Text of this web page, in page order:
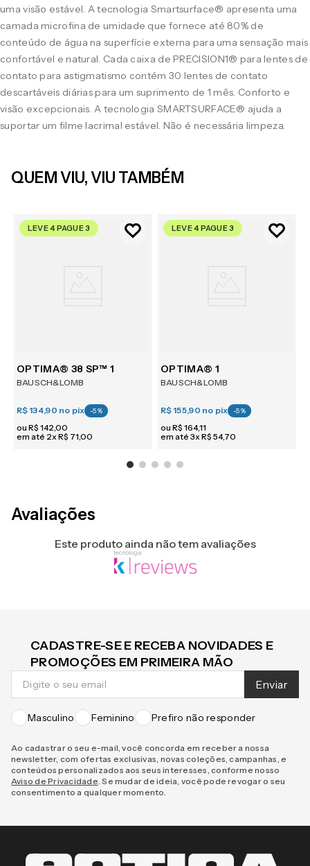
uma visão estável. A tecnologia Smartsurface® apresenta uma
camada microfina de umidade que fornece até 80% de
conteúdo de água na superfície externa para uma sensação mais
confortável e natural. Cada caixa de PRECISION1® para lentes de
contato para astigmatismo contém 30 lentes de contato
descartáveis diárias para um suprimento de 1 mês. Conforto e
visão excepcionais. A tecnologia SMARTSURFACE® ajuda a
suportar um filme lacrimal estável. Não é necessária limpeza.
QUEM VIU, VIU TAMBÉM
LEVE 4 PAGUE 3
OPTIMA® 38 SP™ 1
BAUSCH&LOMB
R$ 134,90 no pix -5%
ou R$ 142,00
em até 2xR$ 71,00
LEVE 4 PAGUE 3
OPTIMA® 1
BAUSCH&LOMB
R$ 155,90 no pix -5%
ou R$ 164,11
em até 3xR$ 54,70
Avaliações
Este produto ainda não tem avaliações
CADASTRE-SE E RECEBA NOVIDADES E
PROMOÇÕES EM PRIMEIRA MÃO
Enviar
Masculino Feminino Prefiro não responder
Ao cadastrar o seu e-mail, você concorda em receber a nossa
newsletter, com ofertas exclusivas, novas coleções, campanhas, e
conteúdos personalizados aos seus interesses, conforme nosso
Aviso de Privacidade . Se mudar de ideia, você pode revogar o seu
consentimento a qualquer momento.